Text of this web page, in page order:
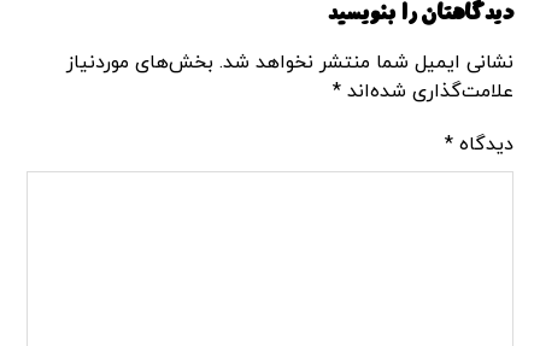
دیدگاهتان را بنویسید
نشانی ایمیل شما منتشر نخواهد شد. بخش‌های موردنیاز
علامت‌گذاری شده‌اند*
دیدگاه*